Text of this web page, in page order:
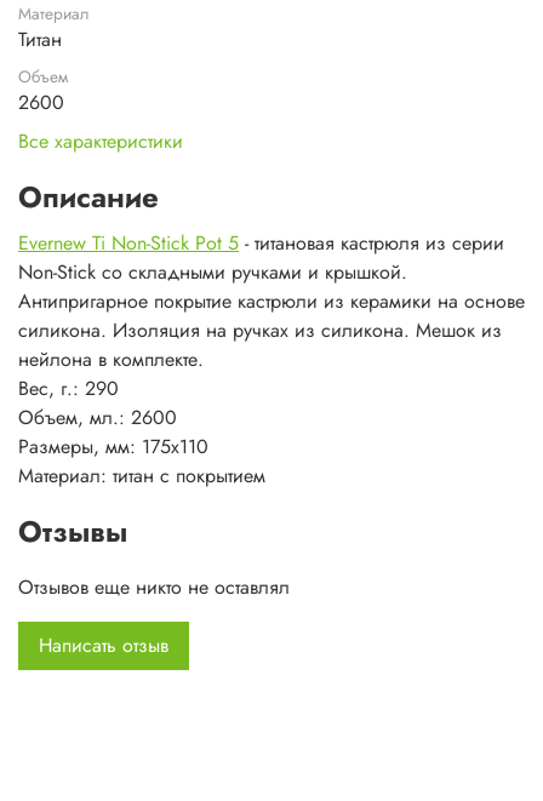
Материал
Титан
Объем
2600
Все характеристики
Описание
Evernew Ti Non-Stick Pot 5 - титановая кастрюля из серии
Non-Stick со складными ручками и крышкой.
Антипригарное покрытие кастрюли из керамики на основе
силикона. Изоляция на ручках из силикона. Мешок из
нейлона в комплекте.
Вес, г.: 290
Объем, мл.: 2600
Размеры, мм: 175х110
Материал: титан с покрытием
Отзывы
Отзывов еще никто не оставлял
Написать отзыв